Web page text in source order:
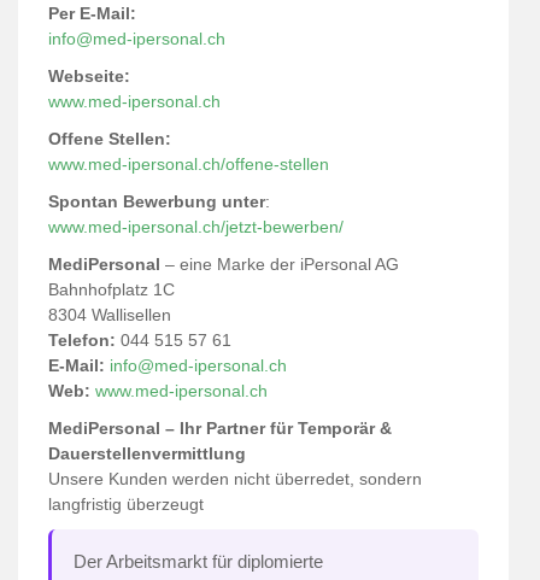
Per E-Mail:
info@med-ipersonal.ch
Webseite:
www.med-ipersonal.ch
Offene Stellen:
www.med-ipersonal.ch/offene-stellen
Spontan Bewerbung unter:
www.med-ipersonal.ch/jetzt-bewerben/
MediPersonal – eine Marke der iPersonal AG
Bahnhofplatz 1C
8304 Wallisellen
Telefon: 044 515 57 61
E-Mail: info@med-ipersonal.ch
Web: www.med-ipersonal.ch
MediPersonal – Ihr Partner für Temporär &
Dauerstellenvermittlung
Unsere Kunden werden nicht überredet, sondern
langfristig überzeugt
Der Arbeitsmarkt für diplomierte